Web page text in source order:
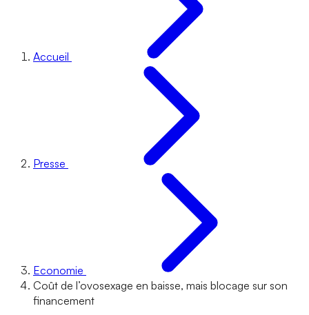
Accueil
Presse
Economie
Coût de l’ovosexage en baisse, mais blocage sur son
financement